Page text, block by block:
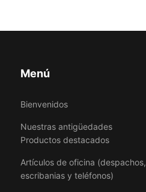
Menú
Bienvenidos
Nuestras antigüedades
Productos destacados
Artículos de oficina (despachos,
escribanias y teléfonos)